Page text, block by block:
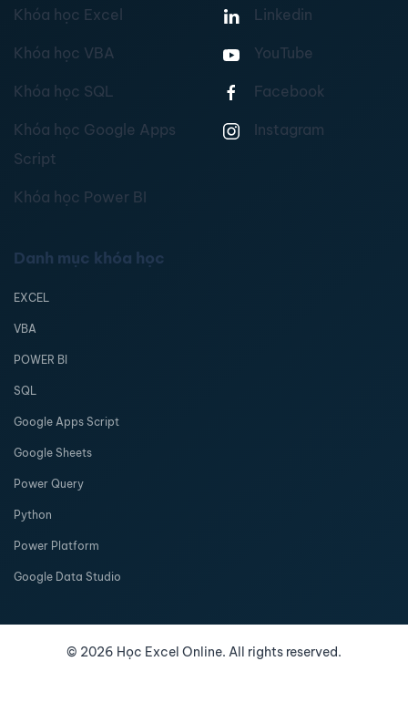
Khóa học Excel
Khóa học VBA
Khóa học SQL
Khóa học Google Apps
Script
Khóa học Power BI
Linkedin
YouTube
Facebook
Instagram
Danh mục khóa học
EXCEL
VBA
POWER BI
SQL
Google Apps Script
Google Sheets
Power Query
Python
Power Platform
Google Data Studio
© 2026 Học Excel Online. All rights reserved.